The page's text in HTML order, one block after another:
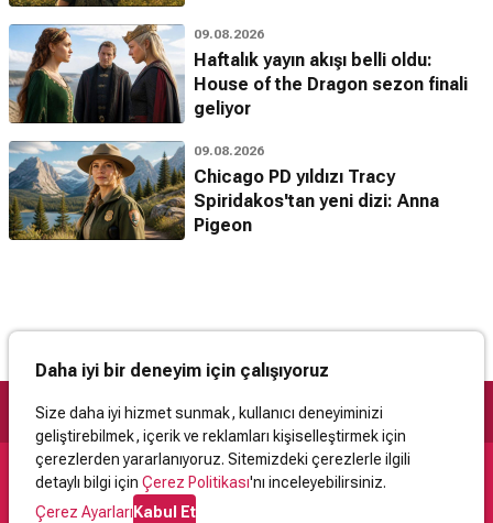
09.08.2026
Haftalık yayın akışı belli oldu:
House of the Dragon sezon finali
geliyor
09.08.2026
Chicago PD yıldızı Tracy
Spiridakos'tan yeni dizi: Anna
Pigeon
Daha iyi bir deneyim için çalışıyoruz
Size daha iyi hizmet sunmak, kullanıcı deneyiminizi
geliştirebilmek, içerik ve reklamları kişiselleştirmek için
çerezlerden yararlanıyoruz. Sitemizdeki çerezlerle ilgili
detaylı bilgi için Çerez Politikası'nı inceleyebilirsiniz.
Çerez AyarlarıKabul Et
Destek